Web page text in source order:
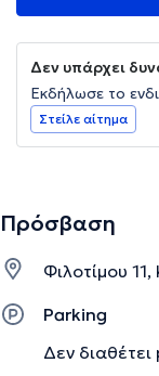
Δεν υπάρχει
Εκδήλωσε το
Στείλε αίτημα
Πρόσβαση
Φιλοτίμου
Parking
Δεν